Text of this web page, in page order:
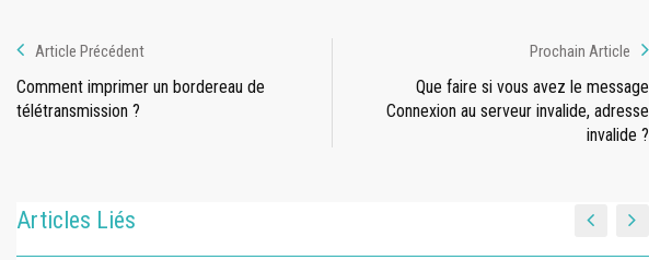
Article Précédent
Comment imprimer un bordereau de
télétransmission ?
Prochain Article
Que faire si vous avez le message
Connexion au serveur invalide, adresse
invalide ?
Articles Liés